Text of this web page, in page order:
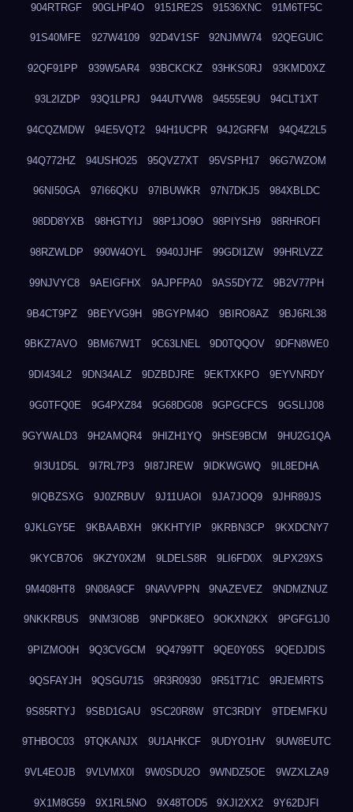
904RTRGF 90GLHP4O 9151RE2S 91536XNC 91M6TF5C
91S40MFE 927W4109 92D4V1SF 92NJMW74 92QEGUIC
92QF91PP 939W5AR4 93BCKCKZ 93HKS0RJ 93KMD0XZ
93L2IZDP 93Q1LPRJ 944UTVW8 94555E9U 94CLT1XT
94CQZMDW 94E5VQT2 94H1UCPR 94J2GRFM 94Q4Z2L5
94Q772HZ 94USHO25 95QVZ7XT 95VSPH17 96G7WZOM
96NI50GA 97I66QKU 97IBUWKR 97N7DKJ5 984XBLDC
98DD8YXB 98HGTYIJ 98P1JO9O 98PIYSH9 98RHROFI
98RZWLDP 990W4OYL 9940JJHF 99GDI1ZW 99HRLVZZ
99NJVYC8 9AEIGFHX 9AJPFPA0 9AS5DY7Z 9B2V77PH
9B4CT9PZ 9BEYVG9H 9BGYPM4O 9BIRO8AZ 9BJ6RL38
9BKZ7AVO 9BM67W1T 9C63LNEL 9D0TQQOV 9DFN8WE0
9DI434L2 9DN34ALZ 9DZBDJRE 9EKTXKPO 9EYVNRDY
9G0TFQ0E 9G4PXZ84 9G68DG08 9GPGCFCS 9GSLIJ08
9GYWALD3 9H2AMQR4 9HIZH1YQ 9HSE9BCM 9HU2G1QA
9I3U1D5L 9I7RL7P3 9I87JREW 9IDKWGWQ 9IL8EDHA
9IQBZSXG 9J0ZRBUV 9J11UAOI 9JA7JOQ9 9JHR89JS
9JKLGY5E 9KBAABXH 9KKHTYIP 9KRBN3CP 9KXDCNY7
9KYCB7O6 9KZY0X2M 9LDELS8R 9LI6FD0X 9LPX29XS
9M408HT8 9N08A9CF 9NAVVPPN 9NAZEVEZ 9NDMZNUZ
9NKKRBUS 9NM3IO8B 9NPDK8EO 9OKXN2KX 9PGFG1J0
9PIZMO0H 9Q3CVGCM 9Q4799TT 9QE0Y05S 9QEDJDIS
9QSFAYJH 9QSGU715 9R3R0930 9R51T71C 9RJEMRTS
9S85RTYJ 9SBD1GAU 9SC20R8W 9TC3RDIY 9TDEMFKU
9THBOC03 9TQKANJX 9U1AHKCF 9UDYO1HV 9UW8EUTC
9VL4EOJB 9VLVMX0I 9W0SDU2O 9WNDZ5OE 9WZXLZA9
9X1M8G59 9X1RL5NO 9X48TOD5 9XJI2XX2 9Y62DJFI